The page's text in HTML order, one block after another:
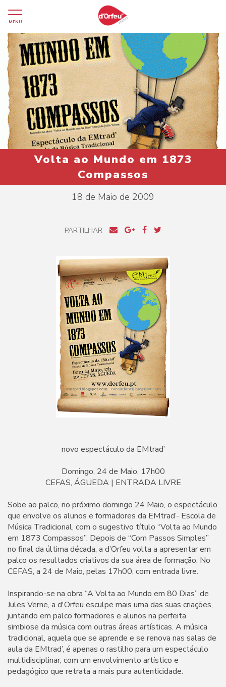
MENU
Volta ao Mundo em 1873
Compassos
18 de Maio de 2009
PARTILHAR
novo espectáculo da EMtrad’
Domingo, 24 de Maio, 17h00
CEFAS, ÁGUEDA | ENTRADA LIVRE
Sobe ao palco, no próximo domingo 24 Maio, o espectáculo
que envolve os alunos e formadores da EMtrad’- Escola de
Música Tradicional, com o sugestivo título “Volta ao Mundo
em 1873 Compassos”. Depois de “Com Passos Simples”
no final da última década, a d’Orfeu volta a apresentar em
palco os resultados criativos da sua área de formação. No
CEFAS, a 24 de Maio, pelas 17h00, com entrada livre.
Inspirando-se na obra “A Volta ao Mundo em 80 Dias” de
Jules Verne, a d'Orfeu esculpe mais uma das suas criações,
juntando em palco formadores e alunos na perfeita
simbiose da música com outras áreas artísticas. A música
tradicional, aquela que se aprende e se renova nas salas de
aula da EMtrad’, é apenas o rastilho para um espectáculo
multidisciplinar, com um envolvimento artístico e
pedagógico que retrata a mais pura autenticidade.